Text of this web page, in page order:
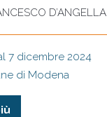
D’ANGELLA
7 dicembre 2024
di Modena